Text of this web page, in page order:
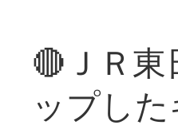
🔴ＪＲ
ップし